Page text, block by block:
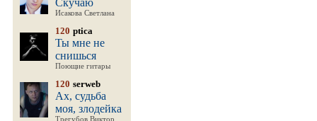
Скучаю
Исакова Светлана
120 ptica
Ты мне не
снишься
Поющие гитары
120 serweb
Ах, судьба
моя, злодейка
Трегубов Виктор